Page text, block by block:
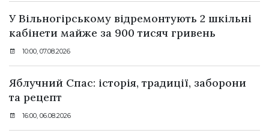
У Вільногірському відремонтують 2 шкільні
кабінети майже за 900 тисяч гривень
10:00, 07.08.2026
Яблучний Спас: історія, традиції, заборони
та рецепт
16:00, 06.08.2026